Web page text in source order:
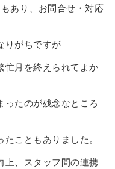
あり、お問合せ・対応
りがちですが
忙月を終えられてよか
ったのが残念なところ
こともありました。
上、スタッフ間の連携